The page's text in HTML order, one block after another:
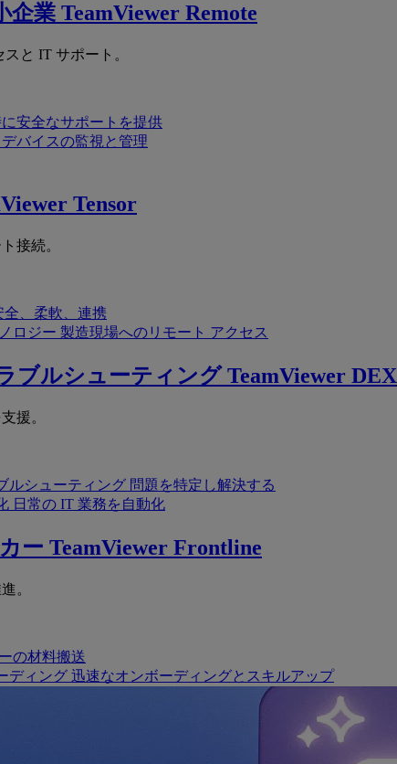
企業 TeamViewer Remote
と IT サポート。
安全なサポートを提供
デバイスの監視と管理
Tensor
接続。
全、柔軟、連携
ロジー 製造現場へのリモート アクセス
ブルシューティング TeamViewer DEX
援。
ルシューティング 問題を特定し解決する
日常の IT 業務を自動化
ー TeamViewer Frontline
。
の材料搬送
ディング 迅速なオンボーディングとスキルアップ